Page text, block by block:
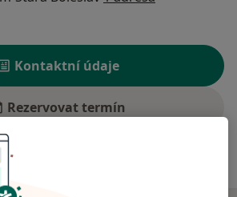
Kontaktní údaje
Rezervovat termín